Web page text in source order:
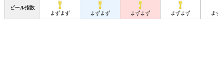
ビール指数
まずまず
まずまず まずまず まずまず まず